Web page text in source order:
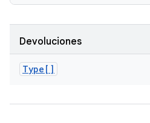
Devoluciones
Type[]